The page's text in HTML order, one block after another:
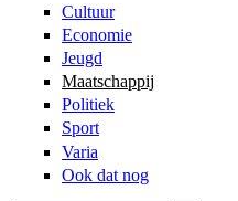
Cultuur
Economie
Jeugd
Maatschappij
Politiek
Sport
Varia
Ook dat nog